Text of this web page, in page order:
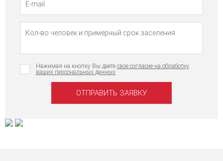
Нажимая на кнопку Вы даёте свое согласие на обработку
ваших персональных данных